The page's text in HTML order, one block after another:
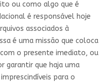
ou como algo que é
é responsável hoje
associados à
é uma missão que coloca
o presente imediato, ou
garantir que haja uma
para o